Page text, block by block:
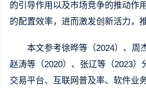
的引导作用以及市场竞争的推动作
的配置效率，进而激发创新活力，
本文参考徐晔等（2024）、周
赵涛等（2020）、张辽等（2023）
交易平台、互联网普及率、软件业